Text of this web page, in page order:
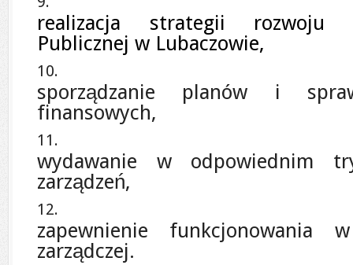
realizacja strategii rozwoju
Publicznej w Lubaczowie,
sporządzanie planów i
finansowych,
wydawanie w odpowiednim
zarządzeń,
zapewnienie funkcjonowania
zarządczej.